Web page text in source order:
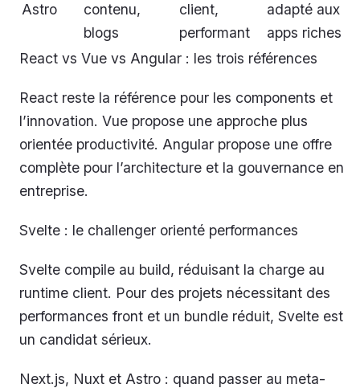
Astro
contenu,
blogs
client,
performant
adapté aux
apps riches
React vs Vue vs Angular : les trois références
React reste la référence pour les components et
l’innovation. Vue propose une approche plus
orientée productivité. Angular propose une offre
complète pour l’architecture et la gouvernance en
entreprise.
Svelte : le challenger orienté performances
Svelte compile au build, réduisant la charge au
runtime client. Pour des projets nécessitant des
performances front et un bundle réduit, Svelte est
un candidat sérieux.
Next.js, Nuxt et Astro : quand passer au meta-